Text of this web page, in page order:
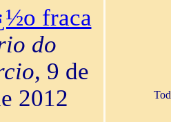
fraca
do
, 9 de
2012